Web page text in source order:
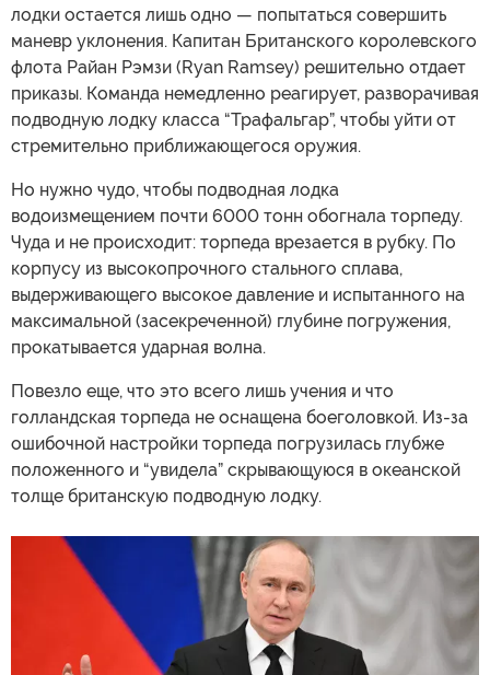
лодки остается лишь одно — попытаться совершить
маневр уклонения. Капитан Британского королевского
флота Райан Рэмзи (Ryan Ramsey) решительно отдает
приказы. Команда немедленно реагирует, разворачивая
подводную лодку класса “Трафальгар”, чтобы уйти от
стремительно приближающегося оружия.
Но нужно чудо, чтобы подводная лодка
водоизмещением почти 6000 тонн обогнала торпеду.
Чуда и не происходит: торпеда врезается в рубку. По
корпусу из высокопрочного стального сплава,
выдерживающего высокое давление и испытанного на
максимальной (засекреченной) глубине погружения,
прокатывается ударная волна.
Повезло еще, что это всего лишь учения и что
голландская торпеда не оснащена боеголовкой. Из-за
ошибочной настройки торпеда погрузилась глубже
положенного и “увидела” скрывающуюся в океанской
толще британскую подводную лодку.